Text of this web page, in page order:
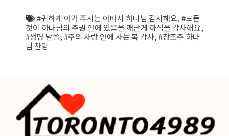
#귀하게 여겨 주시는 아버지 하나님 감사해요,#모든
것이 하나님의 주권 안에 있음을 깨닫게 하심을 감사해요,
#생명 말씀,#주의 사랑 안에 사는 복 감사,#창조주 하나
님 찬양